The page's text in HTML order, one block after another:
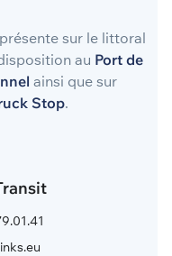
sur le littoral
au Port de
ainsi que sur
Stop.